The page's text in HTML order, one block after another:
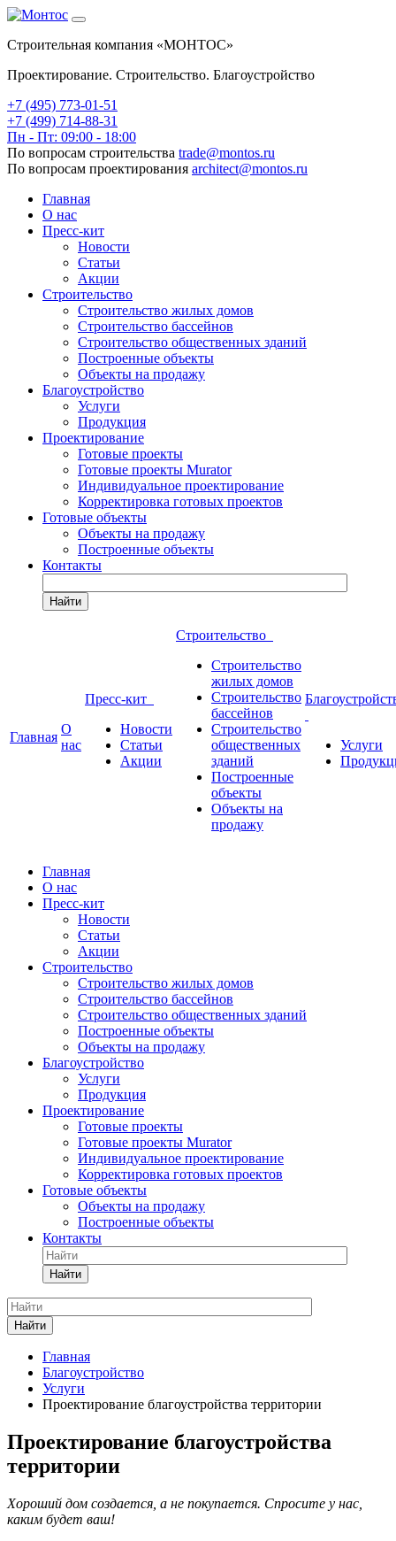
Строительная компания «МОНТОС»
Проектирование. Строительство. Благоустройство
+7 (495) 773-01-51
+7 (499) 714-88-31
Пн - Пт: 09:00 - 18:00
По вопросам строительства trade@montos.ru
По вопросам проектирования architect@montos.ru
Главная
О нас
Пресс-кит
Новости
Статьи
Акции
Строительство
Строительство жилых домов
Строительство бассейнов
Строительство общественных зданий
Построенные объекты
Объекты на продажу
Благоустройство
Услуги
Продукция
Проектирование
Готовые проекты
Готовые проекты Murator
Индивидуальное проектирование
Корректировка готовых проектов
Готовые объекты
Объекты на продажу
Построенные объекты
Контакты
Найти
Главная
О
нас
Пресс-кит
Новости
Статьи
Акции
Строительство
Строительство
жилых домов
Строительство
бассейнов
Строительство
общественных
зданий
Построенные
объекты
Объекты на
продажу
Услуги
Главная
О нас
Пресс-кит
Новости
Статьи
Акции
Строительство
Строительство жилых домов
Строительство бассейнов
Строительство общественных зданий
Построенные объекты
Объекты на продажу
Благоустройство
Услуги
Продукция
Проектирование
Готовые проекты
Готовые проекты Murator
Индивидуальное проектирование
Корректировка готовых проектов
Готовые объекты
Объекты на продажу
Построенные объекты
Контакты
Найти
Найти
Главная
Благоустройство
Услуги
Проектирование благоустройства территории
Проектирование благоустройства
территории
Хороший дом создается, а не покупается. Спросите у нас,
каким будет ваш!